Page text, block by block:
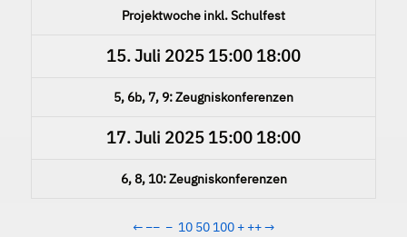
Projektwoche inkl. Schulfest
15. Juli 2025 15:00 18:00
5, 6b, 7, 9: Zeugniskonferenzen
17. Juli 2025 15:00 18:00
6, 8, 10: Zeugniskonferenzen
← −− − 10 50 100 + ++→